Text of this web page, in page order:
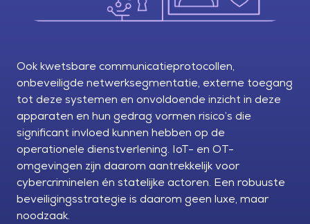
Ook kwetsbare communicatieprotocollen,
onbeveiligde netwerksegmentatie, externe toegang
tot deze systemen en onvoldoende inzicht in deze
apparaten en hun gedrag vormen risico’s die
significant invloed kunnen hebben op de
operationele dienstverlening. IoT- en OT-
omgevingen zijn daarom aantrekkelijk voor
cybercriminelen én statelijke actoren. Een robuuste
beveiligingsstrategie is daarom geen luxe, maar
noodzaak.